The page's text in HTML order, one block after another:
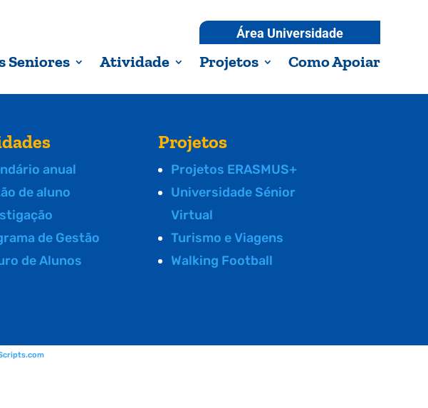
Área Universidade
Seniores Atividade Projetos Como Apoiar
anual
de aluno
de Gestão
de Alunos
Projetos
Projetos ERASMUS+
Universidade Sénior
Virtual
Turismo e Viagens
Walking Football